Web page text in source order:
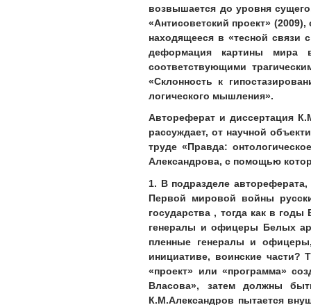
возвышается до уровня
«Антисоветский проект»
находящееся в «тесной связи
деформация картины мира
соответствующими
«Склонность к
логического мышления».
Автореферат и диссертация
рассуждает, от научной
труде «Правда:
Александрова, с помощью
1. В подразделе
Первой мировой войны
государства , тогда как в
генералы и офицеры Белых
пленные генералы и
инициативе, воинские части?
«проект» или «программа»
Власова», затем должны
К.М.Александров пытается